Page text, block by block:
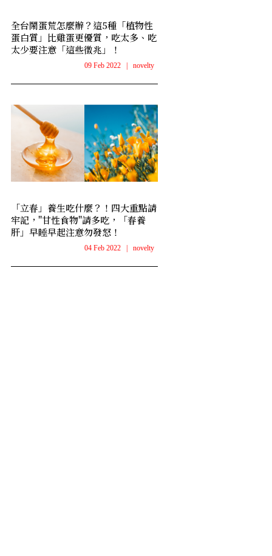
全台鬧蛋荒怎麼辦？這5種「植物性
蛋白質」比雞蛋更優質，吃太多、吃
太少要注意「這些徵兆」！
09 Feb 2022 novelty
「立春」養生吃什麼？！四大重點請
牢記，"甘性食物"請多吃，「春養
肝」早睡早起注意勿發怒！
04 Feb 2022 novelty